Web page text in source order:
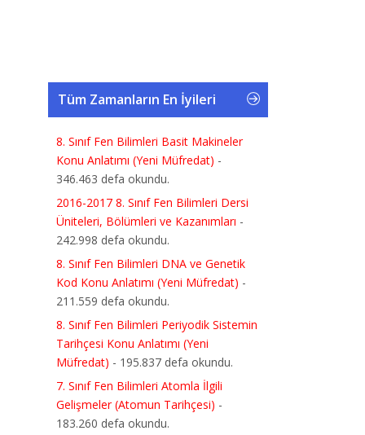
Tüm Zamanların En İyileri
8. Sınıf Fen Bilimleri Basit Makineler
Konu Anlatımı (Yeni Müfredat) -
346.463 defa okundu.
2016-2017 8. Sınıf Fen Bilimleri Dersi
Üniteleri, Bölümleri ve Kazanımları -
242.998 defa okundu.
8. Sınıf Fen Bilimleri DNA ve Genetik
Kod Konu Anlatımı (Yeni Müfredat) -
211.559 defa okundu.
8. Sınıf Fen Bilimleri Periyodik Sistemin
Tarihçesi Konu Anlatımı (Yeni
Müfredat) - 195.837 defa okundu.
7. Sınıf Fen Bilimleri Atomla İlgili
Gelişmeler (Atomun Tarihçesi) -
183.260 defa okundu.